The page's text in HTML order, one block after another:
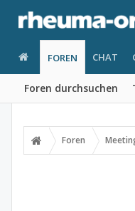
FOREN
Foren durchsuchen
CHAT
Foren